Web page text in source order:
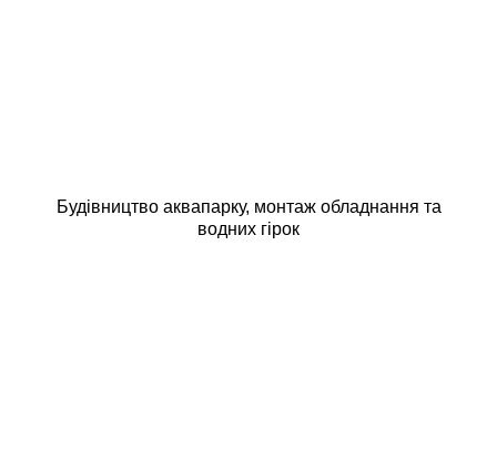
Будівництво аквапарку, монтаж обладнання та
водних гірок